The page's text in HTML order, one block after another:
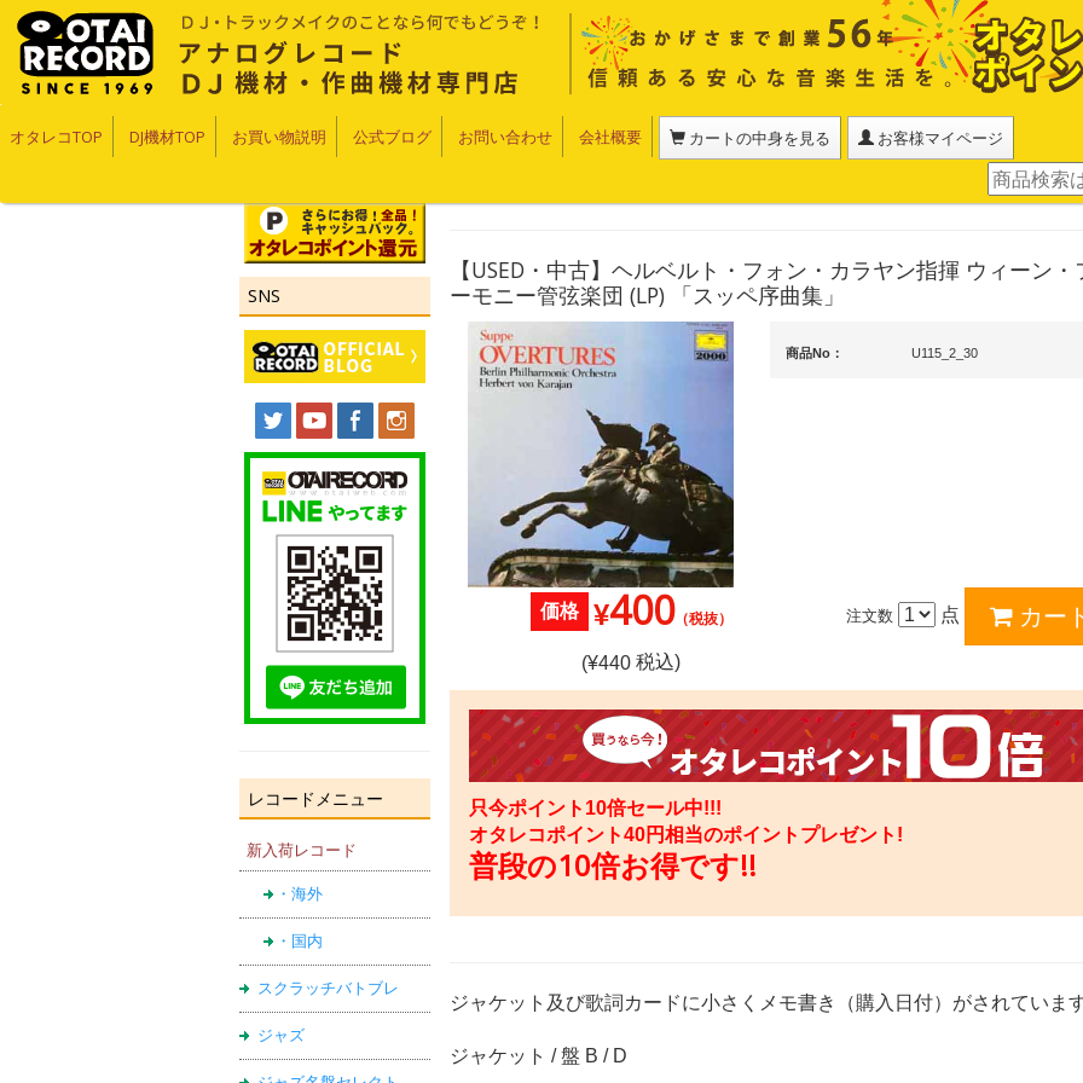
オタレコTOP DJ機材TOP お買い物説明 公式ブログ お問い合わせ 会社概要 カートの中身を見る お客様マイページ
SNS
レコードメニュー
新入荷レコード
・海外
・国内
スクラッチバトブレ
ジャズ
【USED・中古】ヘルベルト・フォン・カラヤン指揮 ウィーン
ーモニー管弦楽団 (LP) 「スッペ序曲集」
商品No： U115_2_30
価格 ¥400（税抜）
(¥440 税込)
注文数 点
只今ポイント10倍セール中!!!
オタレコポイント40円相当のポイントプレゼント!
普段の10倍お得です!!
ジャケット及び歌詞カードに小さくメモ書き（購入日付）がされていま
ジャケット / 盤 B / D